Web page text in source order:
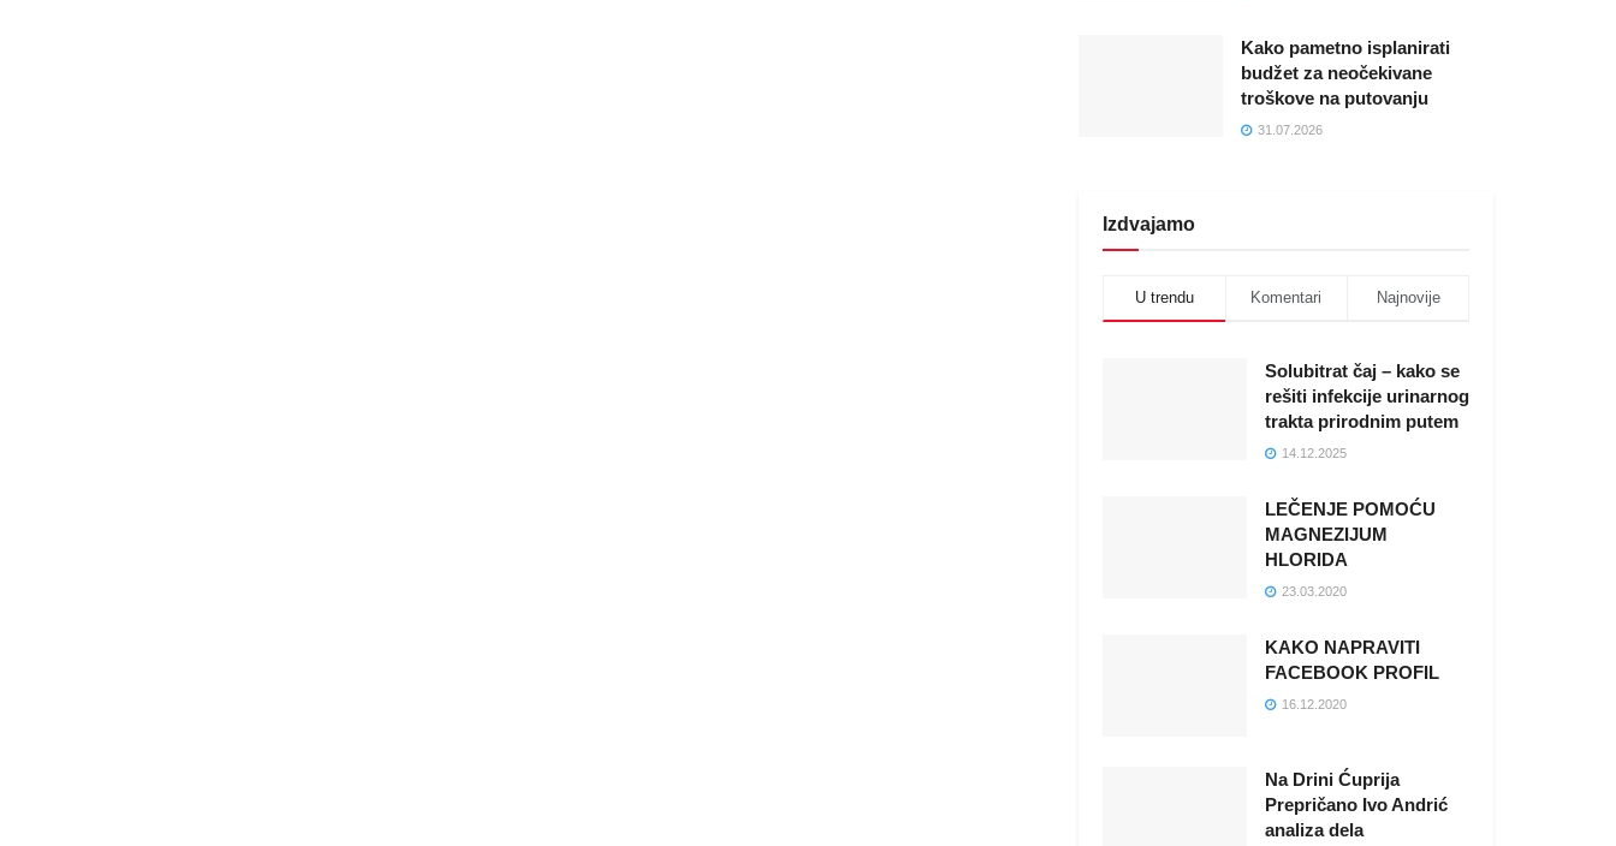
Kako pametno isplanirati
budžet za neočekivane
troškove na putovanju
31.07.2026
Izdvajamo
U trendu Komentari Najnovije
Solubitrat čaj – kako se
rešiti infekcije urinarnog
trakta prirodnim putem
14.12.2025
LEČENJE POMOĆU
MAGNEZIJUM
HLORIDA
23.03.2020
KAKO NAPRAVITI
FACEBOOK PROFIL
16.12.2020
Na Drini Ćuprija
Prepričano Ivo Andrić
analiza dela